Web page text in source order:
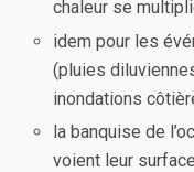
chaleur se
idem pour les
(pluies
inondations
la banquise de
voient leur